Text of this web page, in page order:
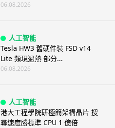
06.08.2026
人工智能
Tesla HW3 舊硬件裝 FSD v14
Lite 頻現過熱 部分...
06.08.2026
人工智能
港大工程學院研極簡架構晶片 搜
尋速度勝標準 CPU 1 億倍